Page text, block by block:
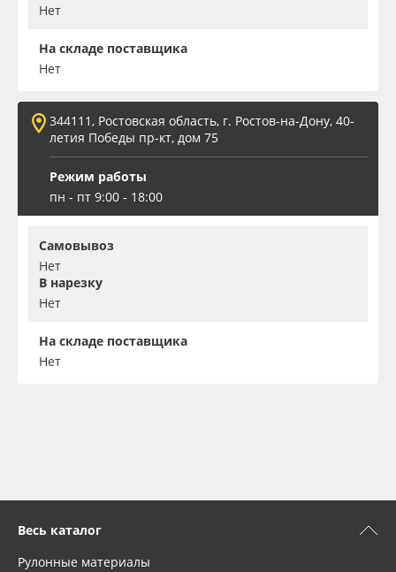
Нет
На складе поставщика
Нет
344111, Ростовская область, г. Ростов-на-Дону, 40-
летия Победы пр-кт, дом 75
Режим работы
пн - пт 9:00 - 18:00
Самовывоз
Нет
В нарезку
Нет
На складе поставщика
Нет
Весь каталог
Рулонные материалы